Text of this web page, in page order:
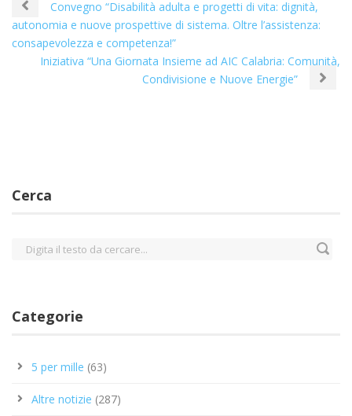
Convegno “Disabilità adulta e progetti di vita: dignità,
autonomia e nuove prospettive di sistema. Oltre l’assistenza:
consapevolezza e competenza!”
Iniziativa “Una Giornata Insieme ad AIC Calabria: Comunità,
Condivisione e Nuove Energie”
Cerca
Categorie
5 per mille (63)
Altre notizie (287)